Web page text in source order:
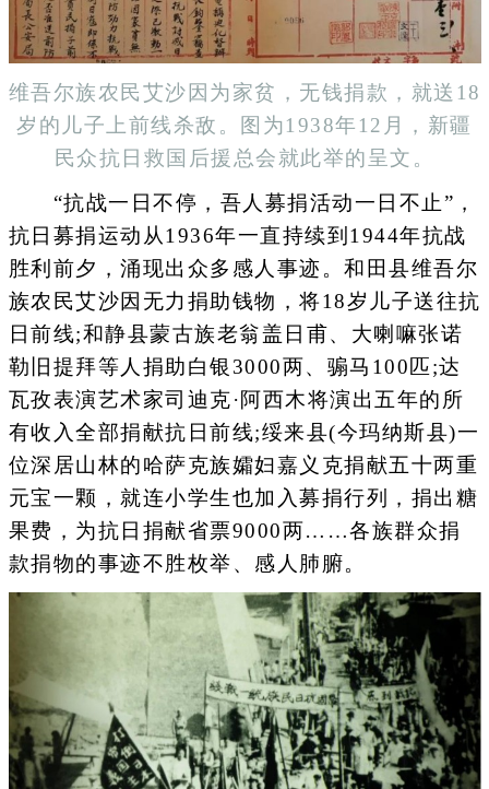
维吾尔族农民艾沙因为家贫，无钱捐款，就送18
岁的儿子上前线杀敌。图为1938年12月，新疆
民众抗日救国后援总会就此举的呈文。
“抗战一日不停，吾人募捐活动一日不止”，
抗日募捐运动从1936年一直持续到1944年抗战
胜利前夕，涌现出众多感人事迹。和田县维吾尔
族农民艾沙因无力捐助钱物，将18岁儿子送往抗
日前线;和静县蒙古族老翁盖日甫、大喇嘛张诺
勒旧提拜等人捐助白银3000两、骟马100匹;达
瓦孜表演艺术家司迪克·阿西木将演出五年的所
有收入全部捐献抗日前线;绥来县(今玛纳斯县)一
位深居山林的哈萨克族孀妇嘉义克捐献五十两重
元宝一颗，就连小学生也加入募捐行列，捐出糖
果费，为抗日捐献省票9000两……各族群众捐
款捐物的事迹不胜枚举、感人肺腑。